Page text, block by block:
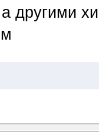
другими